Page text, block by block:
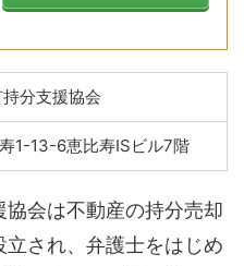
分支援協会
1-13-6恵比寿ISビル7階
会は不動産の持分売却
され、弁護士をはじめ